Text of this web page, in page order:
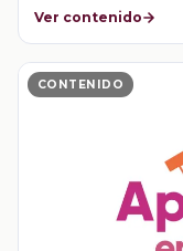
Ver contenido
CONTENIDO